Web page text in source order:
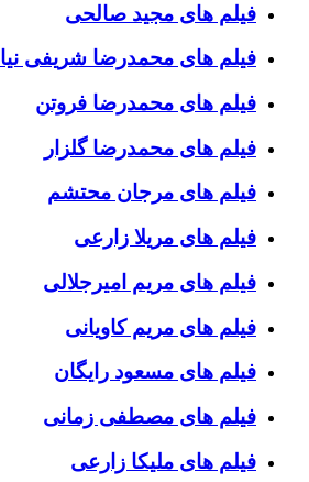
فیلم های مجید صالحی
فیلم های محمدرضا شریفی نیا
فیلم های محمدرضا فروتن
فیلم های محمدرضا گلزار
فیلم های مرجان محتشم
فیلم های مریلا زارعی
فیلم های مریم امیرجلالی
فیلم های مریم کاویانی
فیلم های مسعود رایگان
فیلم های مصطفی زمانی
فیلم های ملیکا زارعی